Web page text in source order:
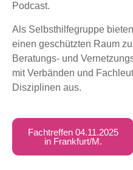
Fachtreffen 04.11.2025
in Frankfurt/M.
Podcast.
Als Selbsthilfegruppe
einen geschützten Raum
Beratungs- und
mit Verbänden und
Disziplinen aus.